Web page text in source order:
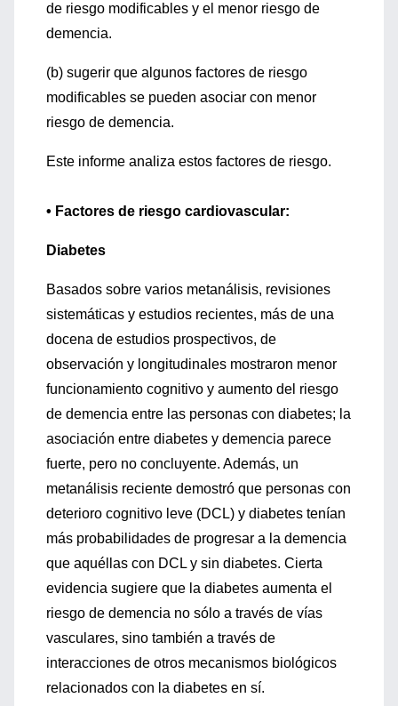
de riesgo modificables y el menor riesgo de
demencia.
(b) sugerir que algunos factores de riesgo
modificables se pueden asociar con menor
riesgo de demencia.
Este informe analiza estos factores de riesgo.
• Factores de riesgo cardiovascular:
Diabetes
Basados sobre varios metanálisis, revisiones
sistemáticas y estudios recientes, más de una
docena de estudios prospectivos, de
observación y longitudinales mostraron menor
funcionamiento cognitivo y aumento del riesgo
de demencia entre las personas con diabetes; la
asociación entre diabetes y demencia parece
fuerte, pero no concluyente. Además, un
metanálisis reciente demostró que personas con
deterioro cognitivo leve (DCL) y diabetes tenían
más probabilidades de progresar a la demencia
que aquéllas con DCL y sin diabetes. Cierta
evidencia sugiere que la diabetes aumenta el
riesgo de demencia no sólo a través de vías
vasculares, sino también a través de
interacciones de otros mecanismos biológicos
relacionados con la diabetes en sí.